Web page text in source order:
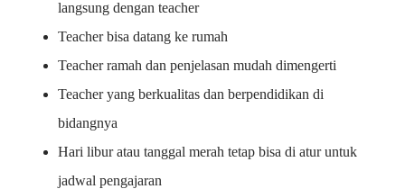
langsung dengan teacher
Teacher bisa datang ke rumah
Teacher ramah dan penjelasan mudah dimengerti
Teacher yang berkualitas dan berpendidikan di
bidangnya
Hari libur atau tanggal merah tetap bisa di atur untuk
jadwal pengajaran